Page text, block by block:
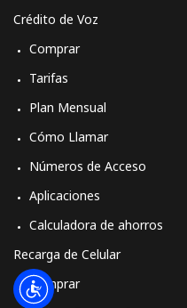
Crédito de Voz
Comprar
Tarifas
Plan Mensual
Cómo Llamar
Números de Acceso
Aplicaciones
Calculadora de ahorros
Recarga de Celular
Comprar